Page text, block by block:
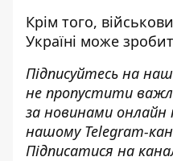
Крім того,
Україні може
Підписуйтесь на наш
не пропустити
за новинами онлайн
нашому Telegram-
Підписатися на